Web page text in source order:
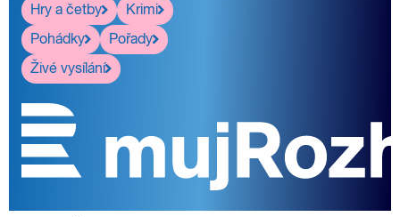
Hry a četby
Krimi
Pohádky
Pořady
Živé vysílání